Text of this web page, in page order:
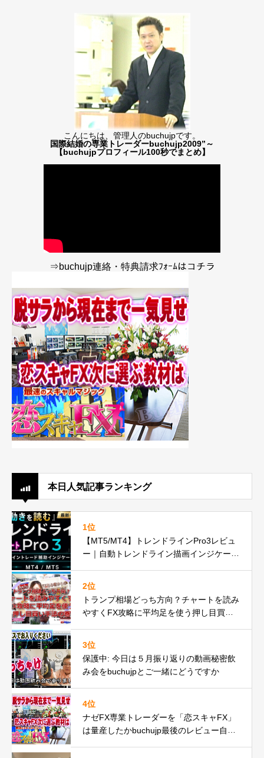
こんにちは、管理人のbuchujpです。
国際結婚の専業トレーダーbuchujp2009”～
【buchujpプロフィール100秒でまとめ】
⇒buchujp連絡・特典請求ﾌｫｰﾑはコチラ
本日人気記事ランキング
1位
【MT5/MT4】トレンドラインPro3レビュ
ー｜自動トレンドライン描画インジケータ
2位
トランプ相場どっち方向？チャートを読み
やすくFX攻略に平均足を使う押し目買い
3位
保護中: 今日は５月振り返りの動画秘密飲
み会をbuchujpとご一緒にどうですか
4位
ナゼFX専業トレーダーを「恋スキャFX」
は量産したかbuchujp最後のレビュー自分